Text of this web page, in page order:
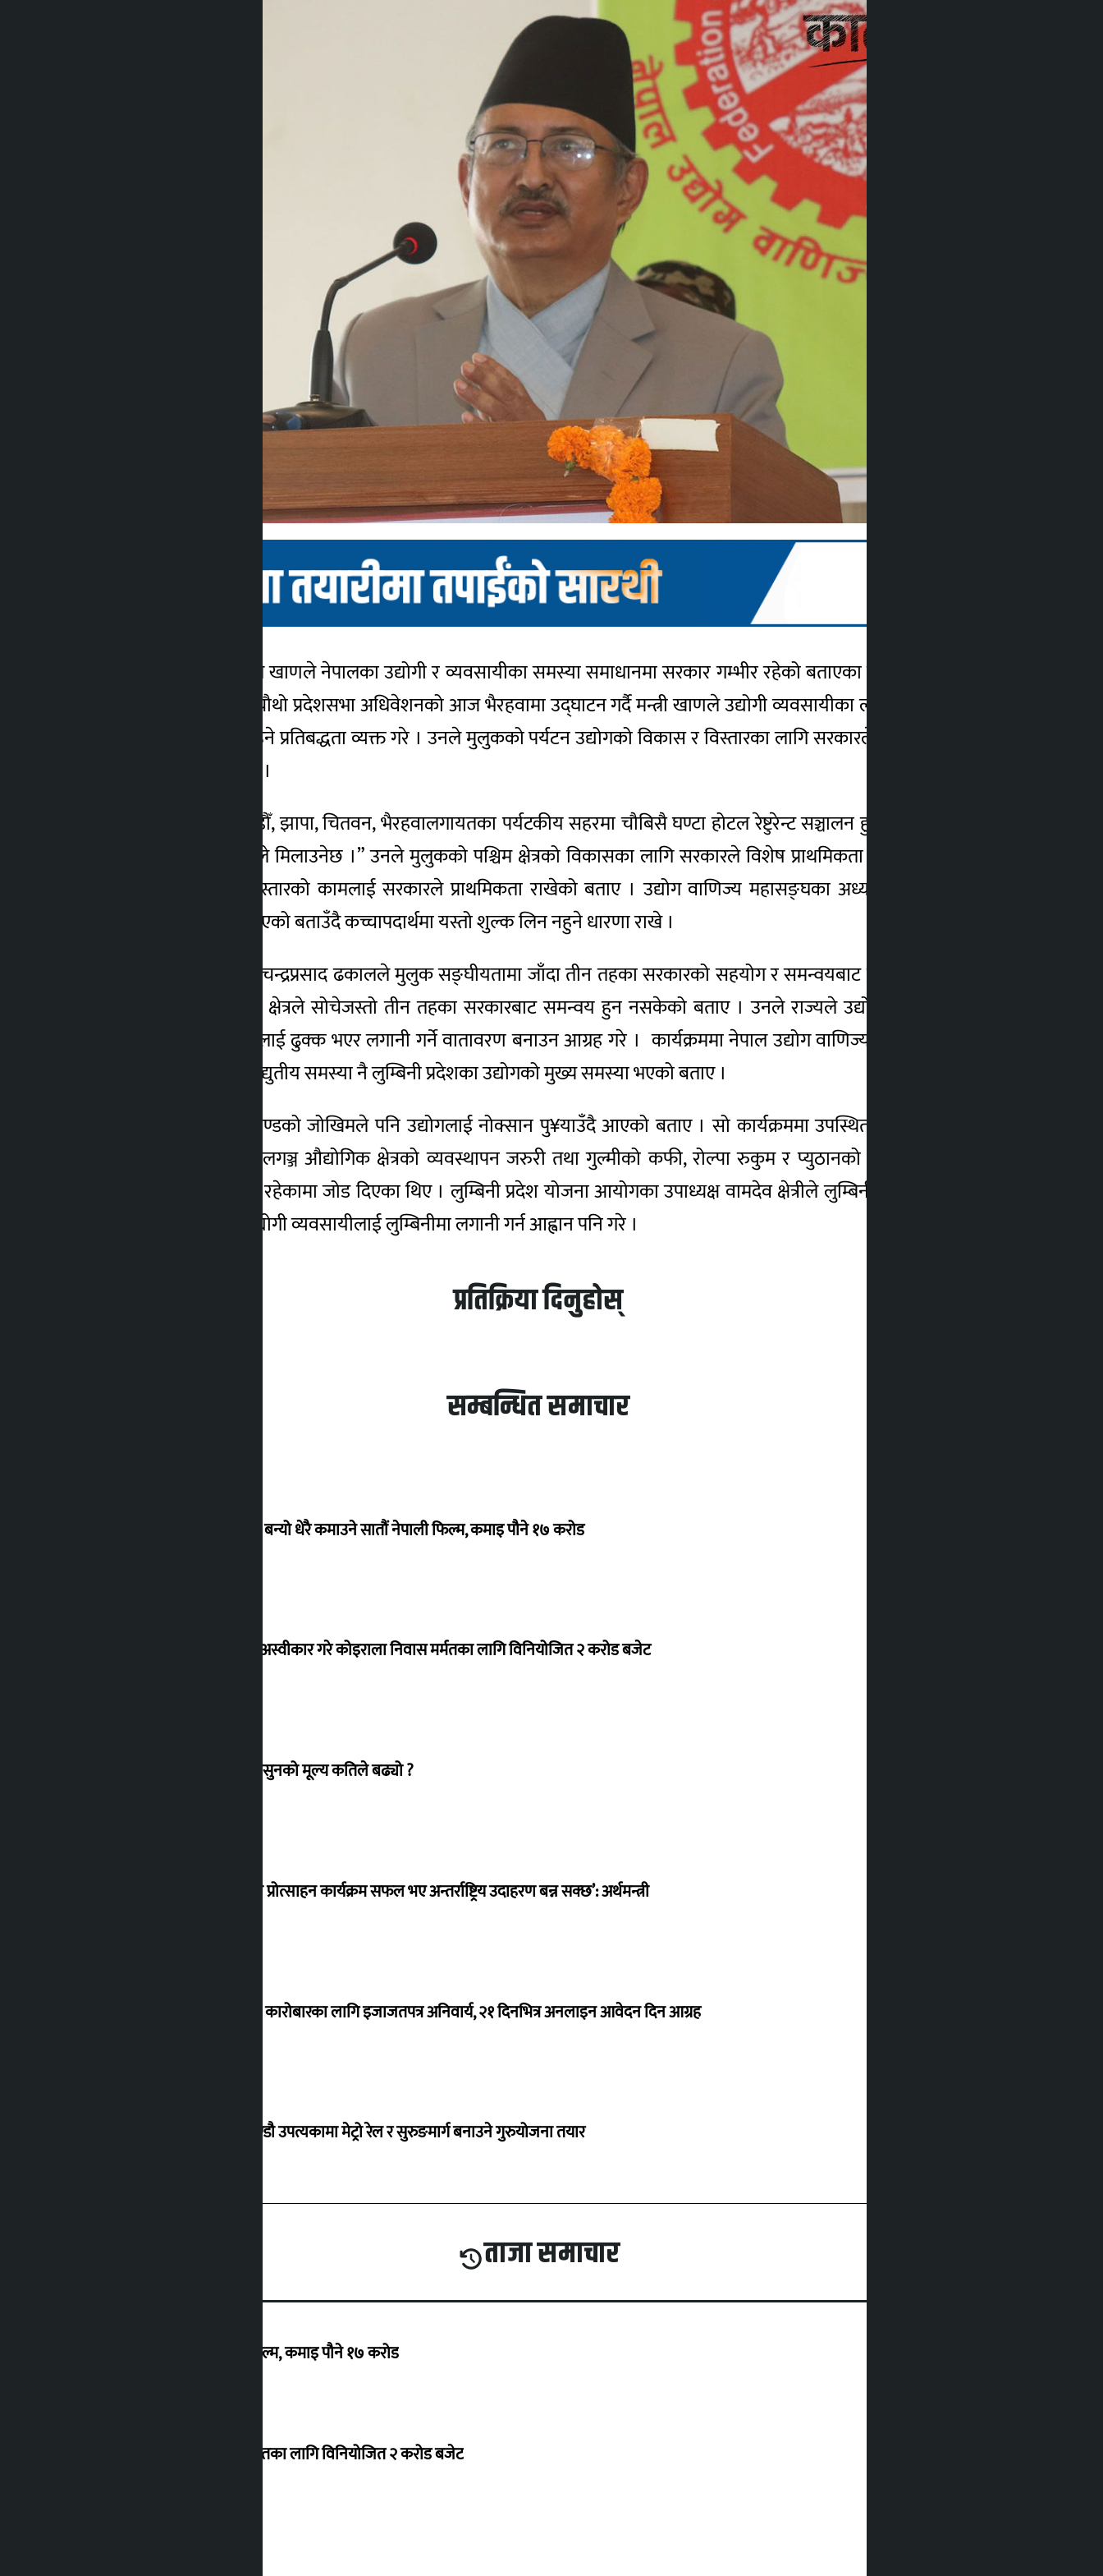
लुम्बिनी । गृहमन्त्री बालकृष्ण खाणले नेपालका उद्योगी र व्यवसायीका समस्या समाधानमा सरकार गम्भीर रहेको बताएका छन् । नेपाल उद्योग वाणिज्य
महासङ्घ लुम्बिनी प्रदेशको चौथो प्रदेशसभा अधिवेशनको आज भैरहवामा उद्घाटन गर्दै मन्त्री खाणले उद्योगी व्यवसायीका लागि आवश्यक सबै प्रकारका
सेवा र सहयोग उपलब्ध गराउने प्रतिबद्धता व्यक्त गरे । उनले मुलुकको पर्यटन उद्योगको विकास र विस्तारका लागि सरकारले चौबिसै घण्टा सेवा दिनेगरी
काम अघि बढाइने पनि बताए ।
उनले भने , “पोखरा, काठमाडौँ, झापा, चितवन, भैरहवालगायतका पर्यटकीय सहरमा चौबिसै घण्टा होटल रेष्टुरेन्ट सञ्चालन हुने र आवश्यक सेवा दिनेगरी
काम गर्ने वातावरण सरकारले मिलाउनेछ ।” उनले मुलुकको पश्चिम क्षेत्रको विकासका लागि सरकारले विशेष प्राथमिकता दिएको बताउँदै सिद्धबाबामा
सुरुङ र दाउन्ने सडकको विस्तारको कामलाई सरकारले प्राथमिकता राखेको बताए । उद्योग वाणिज्य महासङ्घका अध्यक्ष शेखर गोल्छाले नेपालमा
अन्तःशुल्कको प्रयोग गलत भएको बताउँदै कच्चापदार्थमा यस्तो शुल्क लिन नहुने धारणा राखे ।
महासङ्घका वरिष्ठ उपाध्यक्ष चन्द्रप्रसाद ढकालले मुलुक सङ्घीयतामा जाँदा तीन तहका सरकारको सहयोग र समन्वयबाट मुलुकको विकास हुने अपेक्षा
निजी क्षेत्रले गरेको तर निजी क्षेत्रले सोचेजस्तो तीन तहका सरकारबाट समन्वय हुन नसकेको बताए । उनले राज्यले उद्योगीले भोगिरहेका समस्याको
समाधान गरी सबै व्यवसायीलाई ढुक्क भएर लगानी गर्ने वातावरण बनाउन आग्रह गरे । कार्यक्रममा नेपाल उद्योग वाणिज्य महासङ्घ लुम्बिनी प्रदेशका
अध्यक्ष कृष्णप्रसाद शर्माले विद्युतीय समस्या नै लुम्बिनी प्रदेशका उद्योगको मुख्य समस्या भएको बताए ।
उनले बुटवल पाल्पा सडकखण्डको जोखिमले पनि उद्योगलाई नोक्सान पु¥याउँदै आएको बताए । सो कार्यक्रममा उपस्थित उद्योगी व्यवसायीले बुटवल
मोतिपुर औद्योगिक क्षेत्र, नेपालगञ्ज औद्योगिक क्षेत्रको व्यवस्थापन जरुरी तथा गुल्मीको कफी, रोल्पा रुकुम र प्युठानको जडीबुटीको औद्योगिकरणमा
राज्यले ध्यान दिनु आवश्यक रहेकामा जोड दिएका थिए । लुम्बिनी प्रदेश योजना आयोगका उपाध्यक्ष वामदेव क्षेत्रीले लुम्बिनी प्रदेश लगानीकर्ताका लागि
महत्वपूर्ण क्षेत्र भएको भन्दै उद्योगी व्यवसायीलाई लुम्बिनीमा लगानी गर्न आह्वान पनि गरे ।
प्रतिक्रिया दिनुहोस्
सम्बन्धित समाचार
‘गौंथली’ बन्यो धेरै कमाउने सातौं नेपाली फिल्म, कमाइ पौने १७ करोड
शेखरले अस्वीकार गरे कोइराला निवास मर्मतका लागि विनियोजित २ करोड बजेट
शुक्रबार सुनको मूल्य कतिले बढ्यो ?
‘करदाता प्रोत्साहन कार्यक्रम सफल भए अन्तर्राष्ट्रिय उदाहरण बन्न सक्छ’: अर्थमन्त्री
घरजग्गा कारोबारका लागि इजाजतपत्र अनिवार्य, २१ दिनभित्र अनलाइन आवेदन दिन आग्रह
काठमाण्डौ उपत्यकामा मेट्रो रेल र सुरुङमार्ग बनाउने गुरुयोजना तयार
ताजा समाचार
‘गौंथली’ बन्यो धेरै कमाउने सातौं नेपाली फिल्म, कमाइ पौने १७ करोड
शेखरले अस्वीकार गरे कोइराला निवास मर्मतका लागि विनियोजित २ करोड बजेट